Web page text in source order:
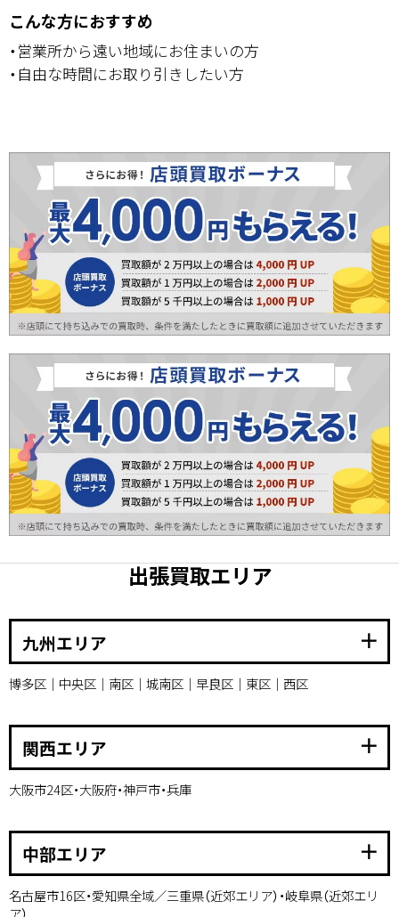
こんな方におすすめ
・営業所から遠い地域にお住まいの方
・自由な時間にお取り引きしたい方
出張買取エリア
九州エリア add
博多区｜中央区｜南区｜城南区｜早良区｜東区｜西区
関西エリア add
大阪市24区・大阪府・神戸市・兵庫
中部エリア add
名古屋市16区・愛知県全域／三重県（近郊エリア）・岐阜県（近郊エリ
ア）